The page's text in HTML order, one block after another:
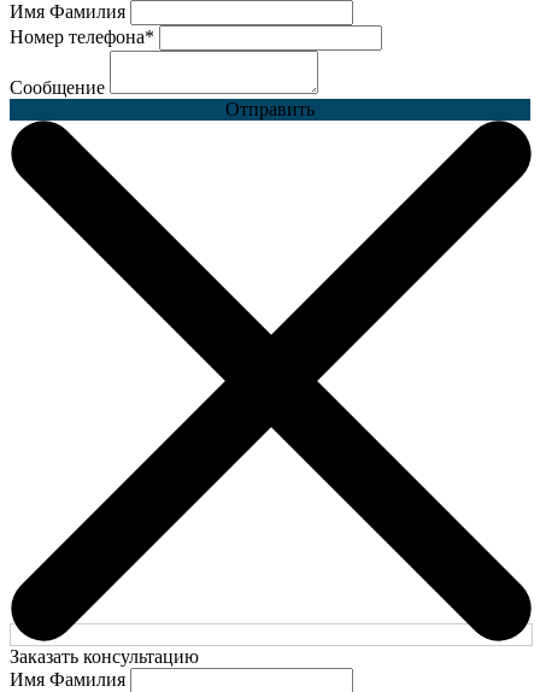
Имя Фамилия
Номер телефона*
Сообщение
Отправить
Заказать консультацию
Имя Фамилия